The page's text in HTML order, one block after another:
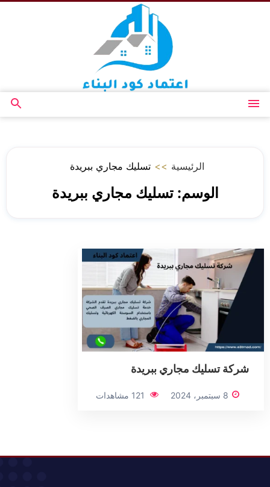
القائمة
بحث
الرئيسية >> تسليك مجاري ببريدة
الوسم:تسليك مجاري ببريدة
شركة تسليك مجاري ببريدة
8 سبتمبر، 2024 121 مشاهدات